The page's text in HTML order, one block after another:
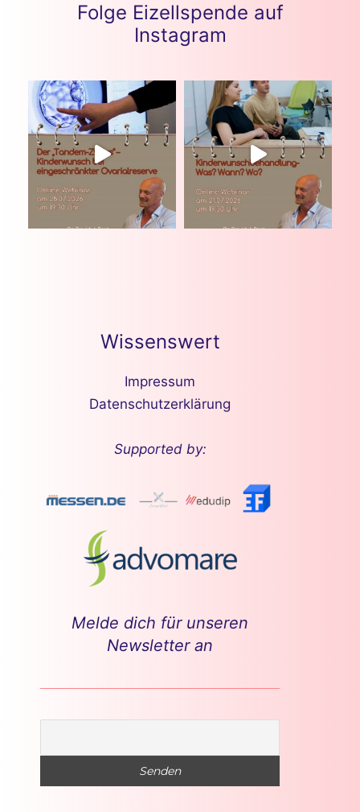
Folge Eizellspende auf
Instagram
Wissenswert
Impressum
Datenschutzerklärung
Supported by:
Melde dich für unseren
Newsletter an